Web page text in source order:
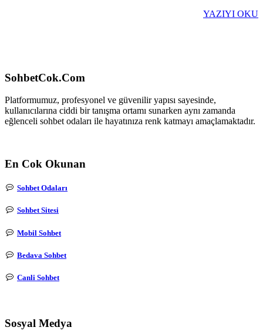
YAZIYI OKU
SohbetCok.Com
Platformumuz, profesyonel ve güvenilir yapısı sayesinde,
kullanıcılarına ciddi bir tanışma ortamı sunarken aynı zamanda
eğlenceli sohbet odaları ile hayatınıza renk katmayı amaçlamaktadır.
En Cok Okunan
Sohbet Odaları
Sohbet Sitesi
Mobil Sohbet
Bedava Sohbet
Canli Sohbet
Sosyal Medya